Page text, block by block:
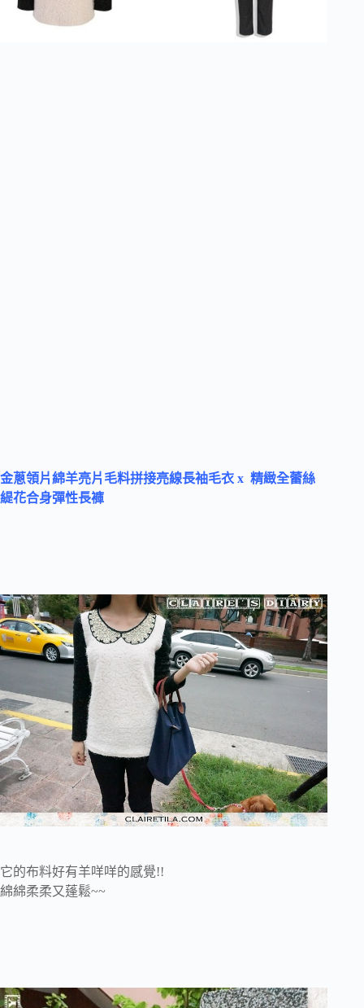
金蔥領片綿羊亮片毛料拼接亮線長袖毛衣 x 精緻全蕾絲
緹花合身彈性長褲
它的布料好有羊咩咩的感覺!!
綿綿柔柔又蓬鬆~~